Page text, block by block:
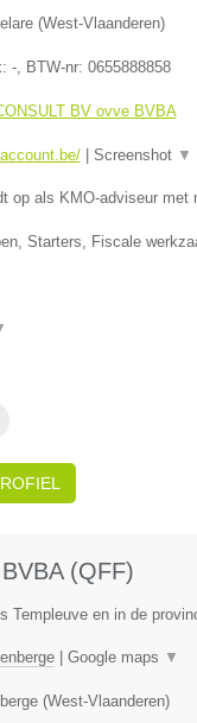
(West-Vlaanderen)
-, BTW-nr: 0655888858
BV ovve BVBA
| Screenshot ▼
op als KMO-adviseur met
Starters, Fiscale
(QFF)
Templeuve en in de
| Google maps ▼
(West-Vlaanderen)